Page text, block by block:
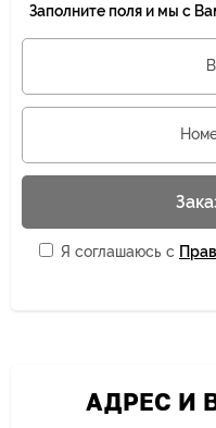
Заполните поля и мы с
Я соглашаюсь с
АДРЕС И